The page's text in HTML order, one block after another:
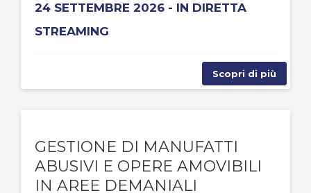
24 SETTEMBRE 2026 - IN DIRETTA
STREAMING
Scopri di più
GESTIONE DI MANUFATTI
ABUSIVI E OPERE AMOVIBILI
IN AREE DEMANIALI